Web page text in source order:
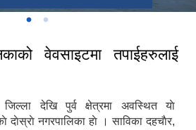
वेवसाइटमा तपाईहरुलाई
देखि पुर्व क्षेत्रमा अवस्थित याे
दाेस्राे नगरपालिका हाे । साविका दहचाैर,